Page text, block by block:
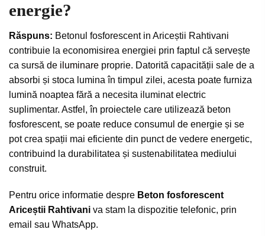
energie?
Răspuns: Betonul fosforescent in Ariceștii Rahtivani
contribuie la economisirea energiei prin faptul că servește
ca sursă de iluminare proprie. Datorită capacității sale de a
absorbi și stoca lumina în timpul zilei, acesta poate furniza
lumină noaptea fără a necesita iluminat electric
suplimentar. Astfel, în proiectele care utilizează beton
fosforescent, se poate reduce consumul de energie și se
pot crea spații mai eficiente din punct de vedere energetic,
contribuind la durabilitatea și sustenabilitatea mediului
construit.
Pentru orice informatie despre Beton fosforescent
Ariceștii Rahtivani va stam la dispozitie telefonic, prin
email sau WhatsApp.